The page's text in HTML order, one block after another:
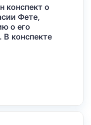
конспект о
Фете,
о его
В конспекте